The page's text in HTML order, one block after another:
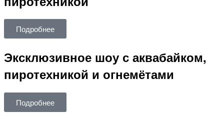
Подробнее
Эксклюзивное шоу с аквабайком,
пиротехникой и огнемётами
Подробнее